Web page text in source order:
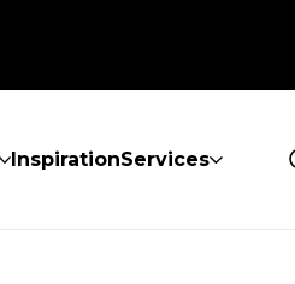
InspirationServices